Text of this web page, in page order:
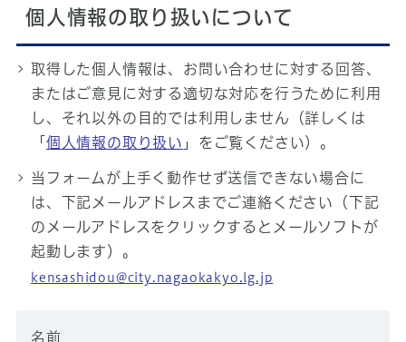
個人情報の取り扱いについて
取得した個人情報は、お問い合わせに対する回答、
またはご意見に対する適切な対応を行うために利用
し、それ以外の目的では利用しません（詳しくは
「 個人情報の取り扱い 」をご覧ください）。
当フォームが上手く動作せず送信できない場合に
は、下記メールアドレスまでご連絡ください（下記
のメールアドレスをクリックするとメールソフトが
起動します）。
kensashidou@city.nagaokakyo.lg.jp
名前